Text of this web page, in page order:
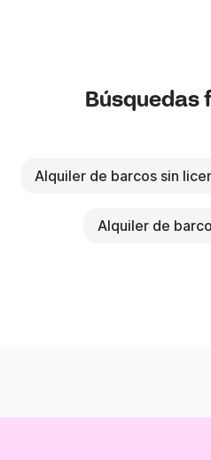
Búsquedas
Alquiler de barcos sin
Alquiler de